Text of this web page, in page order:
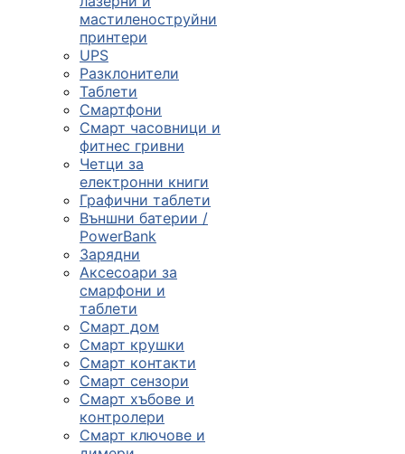
мастиленоструйни
принтери
UPS
Разклонители
Таблети
Смартфони
Смарт часовници и
фитнес гривни
Четци за
електронни книги
Графични таблети
Външни батерии /
PowerBank
Зарядни
Аксесоари за
смарфони и
таблети
Смарт дом
Смарт крушки
Смарт контакти
Смарт сензори
Смарт хъбове и
контролери
Смарт ключове и